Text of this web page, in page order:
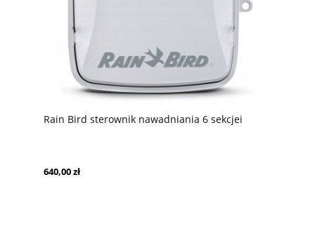
Rain Bird sterownik nawadniania 6 sekcjei
640,00 zł